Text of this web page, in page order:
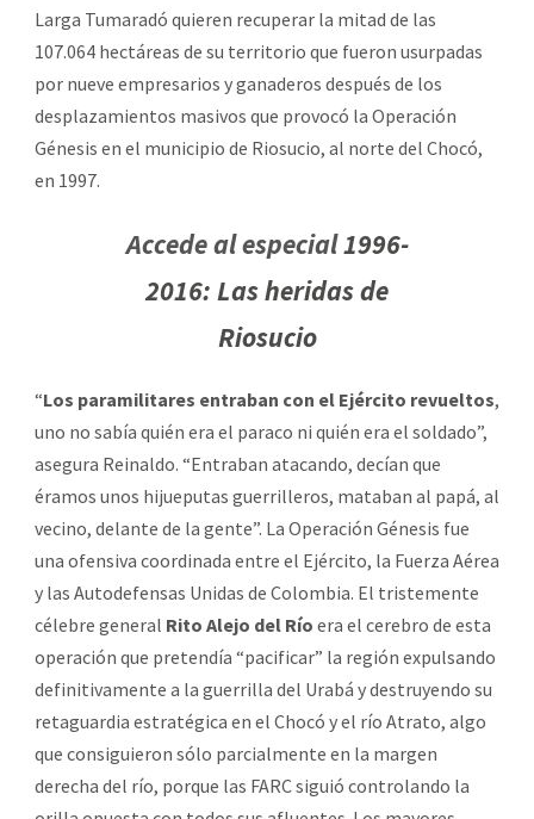
Larga Tumaradó quieren recuperar la mitad de las
107.064 hectáreas de su territorio que fueron usurpadas
por nueve empresarios y ganaderos después de los
desplazamientos masivos que provocó la Operación
Génesis en el municipio de Riosucio, al norte del Chocó,
en 1997.
Accede al especial1996-
2016: Las heridas de
Riosucio
“Los paramilitares entraban con el Ejército revueltos,
uno no sabía quién era el paraco ni quién era el soldado”,
asegura Reinaldo. “Entraban atacando, decían que
éramos unos hijueputas guerrilleros, mataban al papá, al
vecino, delante de la gente”. La Operación Génesis fue
una ofensiva coordinada entre el Ejército, la Fuerza Aérea
y las Autodefensas Unidas de Colombia. El tristemente
célebre general Rito Alejo del Río era el cerebro de esta
operación que pretendía “pacificar” la región expulsando
definitivamente a la guerrilla del Urabá y destruyendo su
retaguardia estratégica en el Chocó y el río Atrato, algo
que consiguieron sólo parcialmente en la margen
derecha del río, porque las FARC siguió controlando la